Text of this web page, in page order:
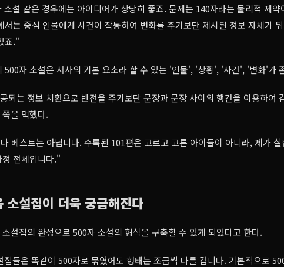
설 같은 경우에는 아이디어가 상당히 좋죠. 문제는 140자라는 물리적 제약
서는 중심 인물에게 사건이 작동하여 변화를 주기보단 제시된 정보 자체가
죠."
500자 소설은 서사의 기본 요소라 할 수 있는 '인물', '상황', '사건', '변화'가
되는 정보 치환으로 반전을 주기보단 문장과 문장 사이의 행간을 이용하여
을 택했다.
베스트는 아닙니다. 수록된 101편은 고르고 고른 아이들이 아니라, 제가 실
전체입니다."
소설집이 더욱 궁금해진다
설집의 완성으로 500자 소설의 형식을 구축할 수 있게 되었다고 한다.
집들은 똑같이 500자로 묶였어도 형태는 조금씩 다를 겁니다. 기본적으로